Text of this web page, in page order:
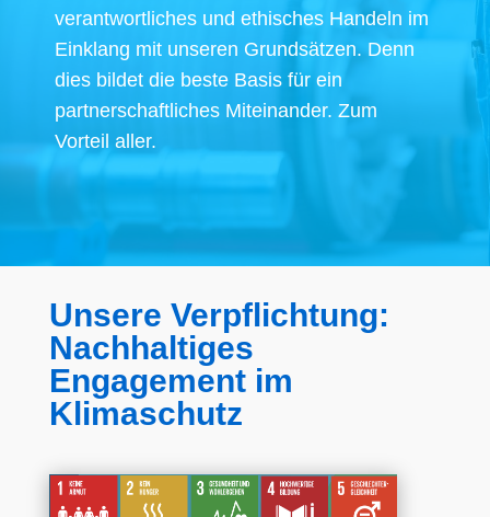
verantwortliches und ethisches Handeln im
Einklang mit unseren Grundsätzen. Denn
dies bildet die beste Basis für ein
partnerschaftliches Miteinander. Zum
Vorteil aller.
Unsere Verpflichtung:
Nachhaltiges
Engagement im
Klimaschutz